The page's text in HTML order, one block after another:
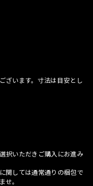
ざいます。寸法は目安とし
択いただきご購入にお進み
関しては通常通りの梱包で
せ。